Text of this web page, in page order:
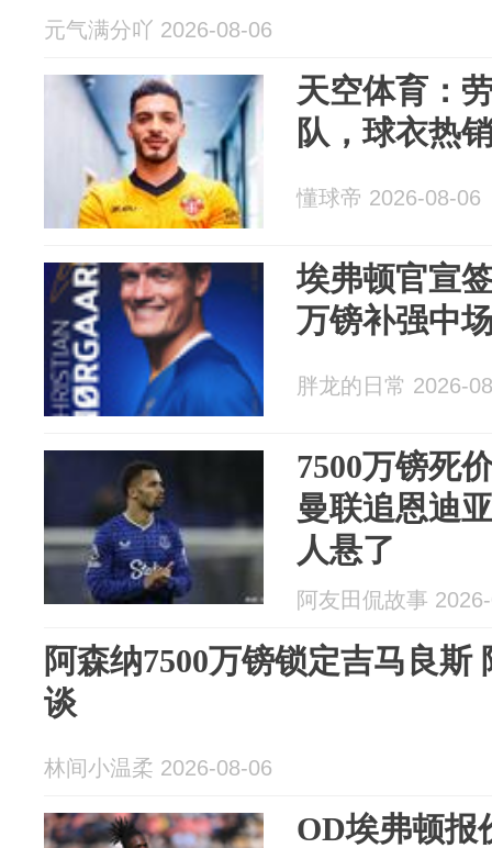
元气满分吖 2026-08-06
天空体育：
队，球衣热
懂球帝 2026-08-06
埃弗顿官宣
万镑补强中
胖龙的日常 2026-
7500万镑死
曼联追恩迪
人悬了
阿友田侃故事
阿森纳7500万镑锁定吉马良斯
谈
林间小温柔 2026-08-06
OD埃弗顿报